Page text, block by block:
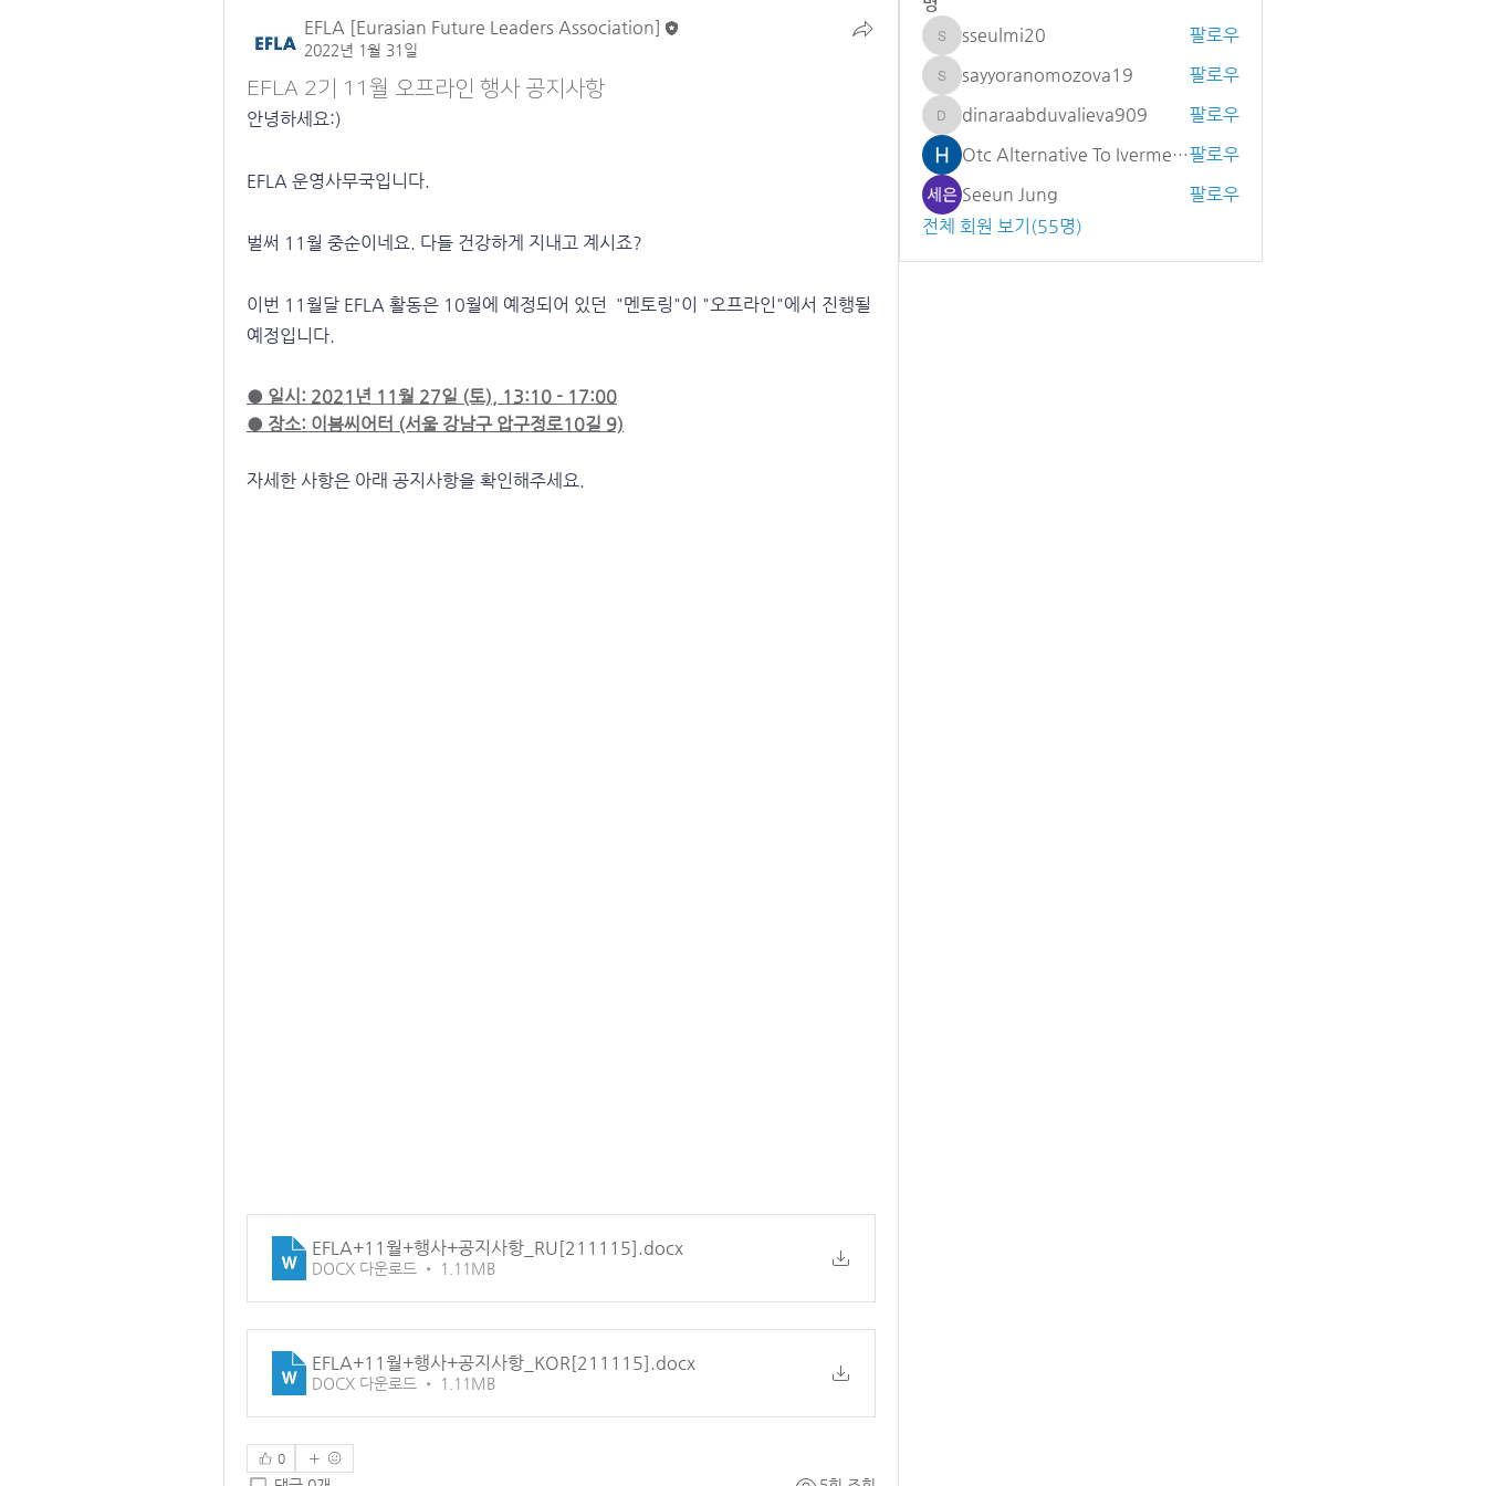
EFLA [Eurasian Future Leaders Association]
2022년 1월 31일
EFLA 2기 11월 오프라인 행사 공지사항
안녕하세요:)
EFLA 운영사무국입니다.
벌써 11월 중순이네요. 다들 건강하게 지내고 계시죠?
이번 11월달 EFLA 활동은 10월에 예정되어 있던  "멘토링"이 "오프라인"에서 진행될
예정입니다.
● 일시: 2021년 11월 27일 (토), 13:10 - 17:00
● 장소: 이봄씨어터 (서울 강남구 압구정로10길 9)
자세한 사항은 아래 공지사항을 확인해주세요.
EFLA+11월+행사+공지사항_RU[211115] .docx
DOCX 다운로드 • 1.11MB
EFLA+11월+행사+공지사항_KOR[211115] .docx
DOCX 다운로드 • 1.11MB
0
sseulmi20
sseulmi20 팔로우
sayyoranomozova19
sayyoranomozova19 팔로우
dinaraabduvalieva909
dinaraabduvalieva909
팔로우
Otc Alternative To Ivermectin팔로우
Seeun Jung
팔로우
전체 회원 보기(55명)